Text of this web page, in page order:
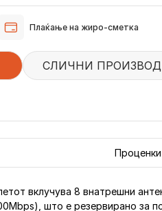
Плаќање на жиро-сметка
СЛИЧНИ
Проценки
вклучува 8 внатрешни
што е резервирано за